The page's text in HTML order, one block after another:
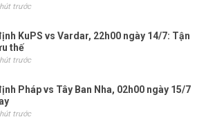
trước
KuPS vs Vardar, 22h00 ngày 14/7: Tận
thế
trước
Pháp vs Tây Ban Nha, 02h00 ngày 15/7
trước